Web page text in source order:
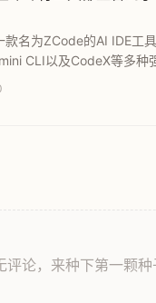
款名为ZCode的AI IDE工
CLI以及CodeX等多种
操作界面中。ZCode通过
评论，来种下第一颗种